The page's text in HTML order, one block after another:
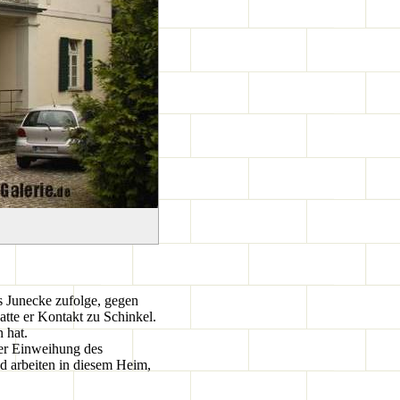
zufolge, gegen
er Kontakt zu Schinkel.
hat.
Einweihung des
arbeiten in diesem Heim,